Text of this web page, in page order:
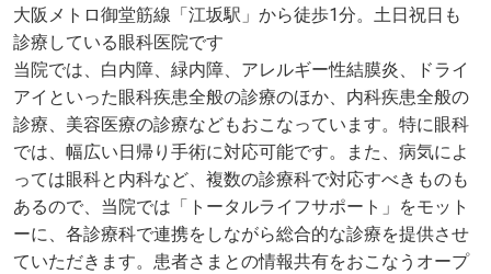
大阪メトロ御堂筋線「江坂駅」から徒歩1分。土日祝日も
診療している眼科医院です
当院では、白内障、緑内障、アレルギー性結膜炎、ドライ
アイといった眼科疾患全般の診療のほか、内科疾患全般の
診療、美容医療の診療などもおこなっています。特に眼科
では、幅広い日帰り手術に対応可能です。また、病気によ
っては眼科と内科など、複数の診療科で対応すべきものも
あるので、当院では「トータルライフサポート」をモット
ーに、各診療科で連携をしながら総合的な診療を提供させ
ていただきます。患者さまとの情報共有をおこなうオープ